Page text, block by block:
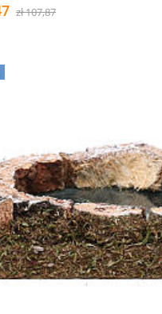
zł 107,87